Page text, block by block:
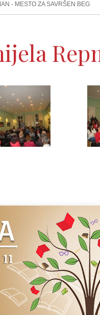
- MESTO ZA SAVRŠEN BEG